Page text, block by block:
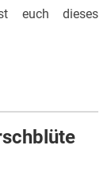
euch dieses